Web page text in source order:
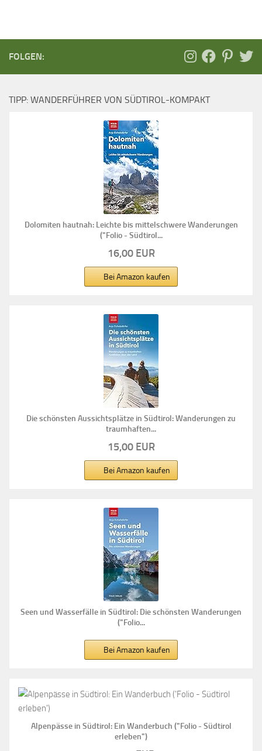
FOLGEN:
TIPP: WANDERFÜHRER VON SÜDTIROL-KOMPAKT
Dolomiten hautnah: Leichte bis mittelschwere Wanderungen
("Folio - Südtirol...
16,00 EUR
Bei Amazon kaufen
Die schönsten Aussichtsplätze in Südtirol: Wanderungen zu
traumhaften...
15,00 EUR
Bei Amazon kaufen
Seen und Wasserfälle in Südtirol: Die schönsten Wanderungen
("Folio...
Bei Amazon kaufen
Alpenpässe in Südtirol: Ein Wanderbuch ("Folio - Südtirol
erleben")